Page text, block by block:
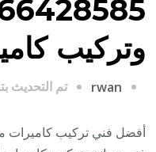
وتركيب
rwan تم التحديث
أفضل فني تركيب كاميرات